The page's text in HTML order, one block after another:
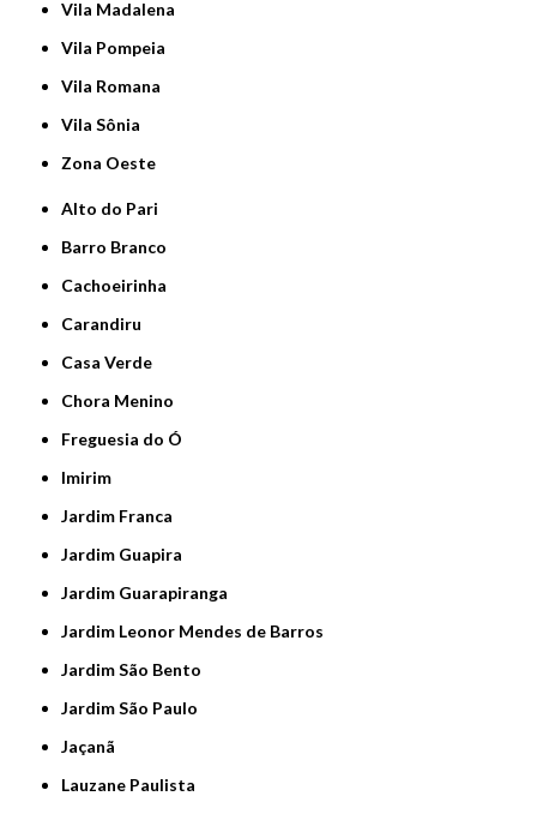
Vila Madalena
Vila Pompeia
Vila Romana
Vila Sônia
Zona Oeste
Alto do Pari
Barro Branco
Cachoeirinha
Carandiru
Casa Verde
Chora Menino
Freguesia do Ó
Imirim
Jardim Franca
Jardim Guapira
Jardim Guarapiranga
Jardim Leonor Mendes de Barros
Jardim São Bento
Jardim São Paulo
Jaçanã
Lauzane Paulista